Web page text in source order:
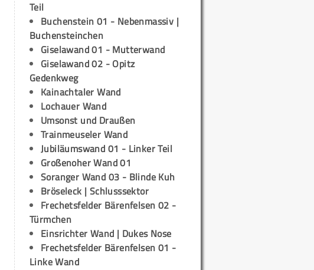
Teil
Buchenstein 01 - Nebenmassiv |
Buchensteinchen
Giselawand 01 - Mutterwand
Giselawand 02 - Opitz
Gedenkweg
Kainachtaler Wand
Lochauer Wand
Umsonst und Draußen
Trainmeuseler Wand
Jubiläumswand 01 - Linker Teil
Großenoher Wand 01
Soranger Wand 03 - Blinde Kuh
Bröseleck | Schlusssektor
Frechetsfelder Bärenfelsen 02 -
Türmchen
Einsrichter Wand | Dukes Nose
Frechetsfelder Bärenfelsen 01 -
Linke Wand